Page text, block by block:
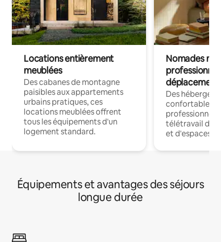
Locations entièrement
meublées
Des cabanes de montagne
paisibles aux appartements
urbains pratiques, ces
locations meublées offrent
tous les équipements d'un
logement standard.
Nomades
déplacement
Des
confortables
professionnels
télétravail
et d'espaces
Équipements et avantages des séjours
longue durée